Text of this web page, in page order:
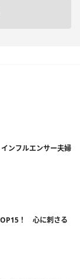
ンフルエンサー夫婦
！ 心に刺さる